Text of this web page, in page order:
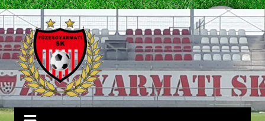
Skip
to
content